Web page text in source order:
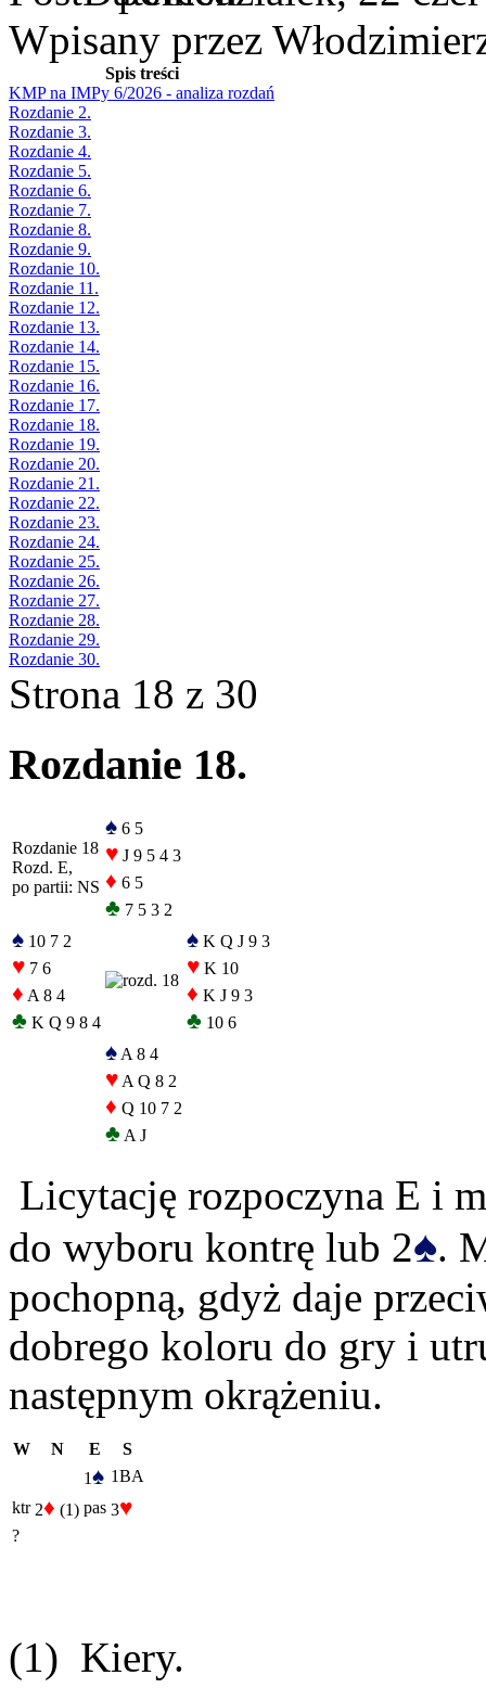
Wpisany przez
Spis treści
KMP na IMPy 6/2026 - analiza rozdań
Rozdanie 2.
Rozdanie 3.
Rozdanie 4.
Rozdanie 5.
Rozdanie 6.
Rozdanie 7.
Rozdanie 8.
Rozdanie 9.
Rozdanie 10.
Rozdanie 11.
Rozdanie 12.
Rozdanie 13.
Rozdanie 14.
Rozdanie 15.
Rozdanie 16.
Rozdanie 17.
Rozdanie 18.
Rozdanie 19.
Rozdanie 20.
Rozdanie 21.
Rozdanie 22.
Rozdanie 23.
Rozdanie 24.
Rozdanie 25.
Rozdanie 26.
Rozdanie 27.
Rozdanie 28.
Rozdanie 29.
Rozdanie 30.
Strona 18 z 30
Rozdanie 18.
Rozdanie 18
Rozd. E,
po partii: NS
♠ 6 5
♥ J 9 5 4 3
♦ 6 5
♣ 7 5 3 2
♠ 10 7 2
♥ 7 6
♦ A 8 4
♣ K Q 9 8 4
♠ K Q J 9 3
♥ K 10
♦ K J 9 3
♣ 10 6
♠ A 8 4
♥ A Q 8 2
♦ Q 10 7 2
♣ A J
Licytację rozpoczyna E i
do wyboru kontrę lub 2♠.
pochopną, gdyż daje
dobrego koloru do gry i
następnym okrążeniu.
W N E
S
1♠ 1BA
ktr 2♦ (1) pas 3♥
?
(1) Kiery.